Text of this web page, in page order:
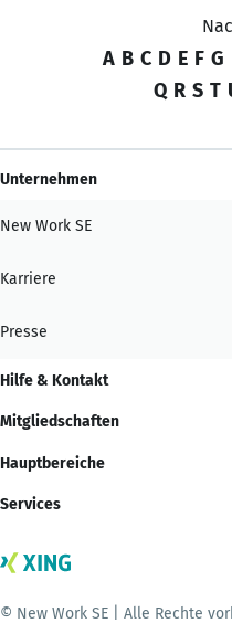
A B C D E F G
Q R S T
Unternehmen
New Work SE
Karriere
Presse
Hilfe & Kontakt
Mitgliedschaften
Hauptbereiche
Services
© New Work SE | Alle Rechte